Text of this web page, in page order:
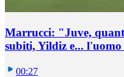
Marrucci: "Juve,
subiti, Yildiz e...
00:27